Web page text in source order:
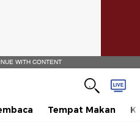
WITH CONTENT
Tempat Makan